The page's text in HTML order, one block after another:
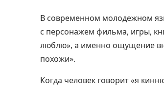
В современном молодежном
с персонажем фильма, игры,
люблю», а именно ощущение
похожи».
Когда человек говорит «я